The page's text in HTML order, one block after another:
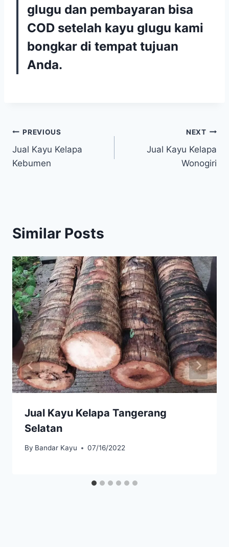
glugu dan pembayaran bisa
COD setelah kayu glugu kami
bongkar di tempat tujuan
Anda.
Navigasi
pos
PREVIOUS
Jual Kayu Kelapa
Kebumen
NEXT
Jual Kayu Kelapa
Wonogiri
Similar Posts
Jual Kayu Kelapa Tangerang
Selatan
By Bandar Kayu 07/16/2022